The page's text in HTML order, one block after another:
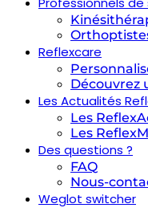
Reflexcare
Découvrez
Les Actualités
Les
Les
Des questions ?
FAQ
Nous-
Weglot switcher